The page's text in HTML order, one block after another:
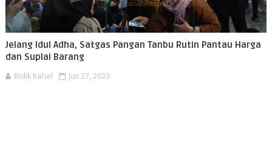
Jelang Idul Adha, Satgas Pangan Tanbu Rutin Pantau Harga
dan Suplai Barang
Bidik Kalsel Jun 27, 2023